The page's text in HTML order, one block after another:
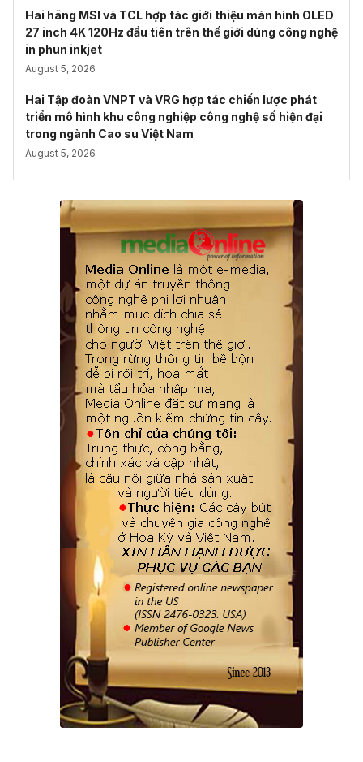
Hai hãng MSI và TCL hợp tác giới thiệu màn hình OLED
27 inch 4K 120Hz đầu tiên trên thế giới dùng công nghệ
in phun inkjet
August 5, 2026
Hai Tập đoàn VNPT và VRG hợp tác chiến lược phát
triển mô hình khu công nghiệp công nghệ số hiện đại
trong ngành Cao su Việt Nam
August 5, 2026